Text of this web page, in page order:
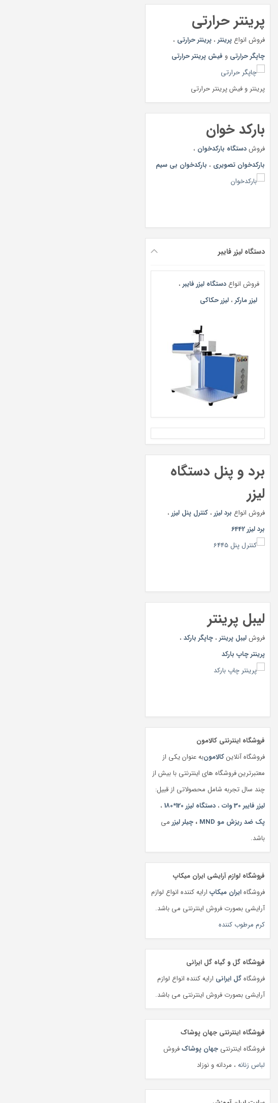
پرینتر حرارتی
فروش انواع پرینتر ، پرینتر حرارتی ،
چاپگر حرارتی و فیش پرینتر حرارتی
پرینتر و فیش پرینتر حرارتی
بارکد خوان
فروشدستگاه بارکدخوان ،
بارکدخوان تصویری ، بارکدخوان بی سیم
دستگاه لیزر فایبر
فروش انواع دستگاه لیزر فایبر ،
لیزر مارکر ، لیزر حکاکی
برد و پنل دستگاه
لیزر
فروش انواع برد لیزر ، کنترل پنل لیزر ،
برد لیزر 6442
لیبل پرینتر
فروشلیبل پرینتر ، چاپگر بارکد ،
پرینتر چاپ بارکد
فروشگاه اینترنتی کالامون
فروشگاه آنلاینکالامونبه عنوان یکی از
معتبرترین فروشگاه های اینترنتی با بیش از
چند سال تجربه شامل محصولاتی از قبیل:
لیزر فایبر 30 وات
، دستگاه لیزر 120*180
،
پک ضد ریزش مو MND
، چیلر لیزر می
باشد.
فروشگاه لوازم آرایشی ایران میکاپ
فروشگاهایران میکاپ ارایه کننده انواع لوازم
آرایشی بصورت فروش اینترنتی می باشد.
کرم مرطوب کننده
فروشگاه گل و گیاه گل ایرانی
فروشگاهگل ایرانی ارایه کننده انواع لوازم
آرایشی بصورت فروش اینترنتی می باشد.
فروشگاه اینترنتی جهان پوشاک
فروشگاه اینترنتی جهان پوشاکفروش
لباس زنانه ، مردانه و نوزاد